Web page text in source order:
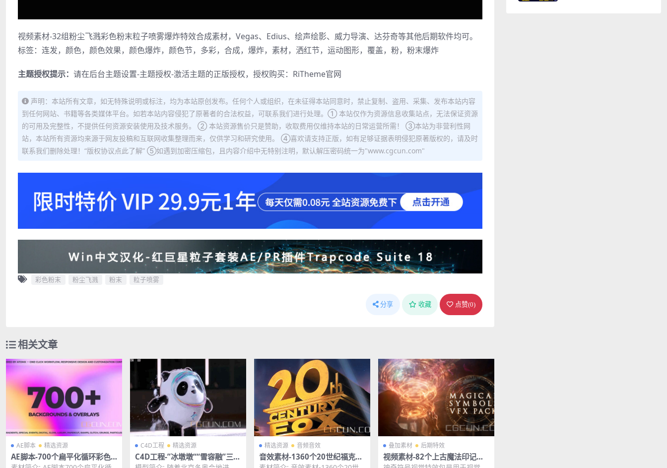
视频素材-32组粉尘飞溅彩色粉末粒子喷雾爆炸特效合成素材，Vegas、Edius、绘声绘影、威力导演、达芬奇等其他后期软件均可。
标签：连发，颜色，颜色效果，颜色爆炸，颜色节，多彩，合成，爆炸，素材，洒红节，运动图形，覆盖，粉，粉末爆炸
主题授权提示： 请在后台主题设置-主题授权-激活主题的正版授权，授权购买： RiTheme官网
声明：本站所有文章，如无特殊说明或标注，均为本站原创发布。任何个人或组织，在未征得本站同意时，禁止复制、盗用、采集、发布本站内容
到任何网站、书籍等各类媒体平台。如若本站内容侵犯了原著者的合法权益，可联系我们进行处理。① 本站仅作为资源信息收集站点，无法保证资源
的可用及完整性，不提供任何资源安装使用及技术服务。 ② 本站资源售价只是赞助，收取费用仅维持本站的日常运营所需！ ③本站为非营利性网
站，本站所有资源均来源于网友投稿和互联网收集整理而来，仅供学习和研究使用。 ④喜欢请支持正版，如有足够证据表明侵犯原著版权的，请及时
联系我们删除处理！“版权协议点此了解” ⑤如遇到加密压缩包，且内容介绍中无特别注明，默认解压密码统一为"www.cgcun.com"
彩色粉末 粉尘飞溅 粉末 粒子喷雾
分享 收藏 点赞(0)
相关文章
AE脚本 精选资源
AE脚本-700个扁平化循环彩色
渐变背景动画预设包
C4D工程 精选资源
C4D工程-”冰墩墩““雪容融”三维
3D卡通模型OC渲染器
精选资源 音频音效
音效素材-1360个20世纪福克斯
好莱坞电影公司常用音效
叠加素材 后期特效
视频素材-82个上古魔法印记魔
法护盾战斗火花4K特效视频合成